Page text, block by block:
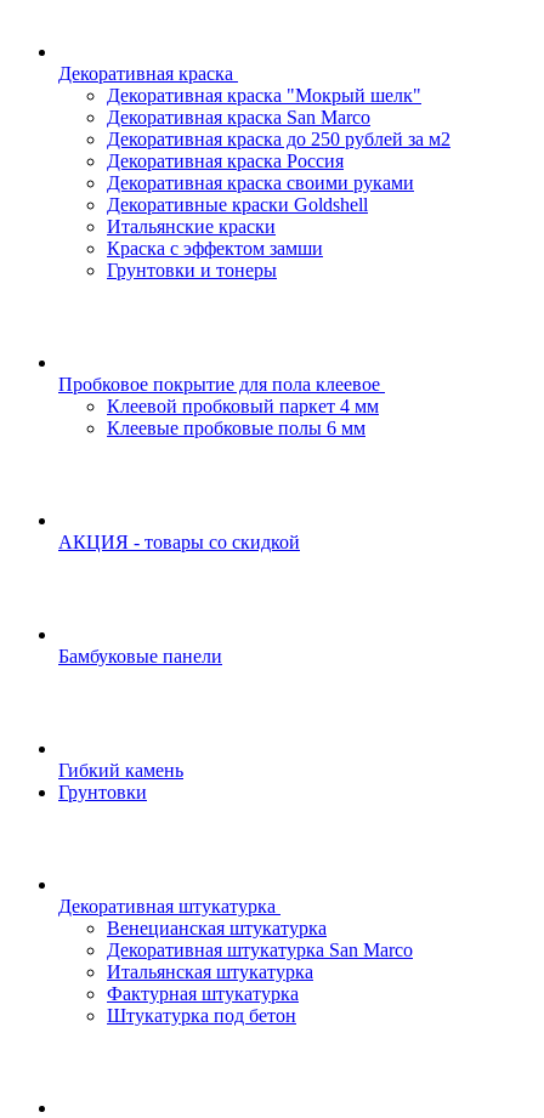
Декоративная краска
Декоративная краска "Мокрый шелк"
Декоративная краска San Marco
Декоративная краска до 250 рублей за м2
Декоративная краска Россия
Декоративная краска своими руками
Декоративные краски Goldshell
Итальянские краски
Краска с эффектом замши
Грунтовки и тонеры
Пробковое покрытие для пола клеевое
Клеевой пробковый паркет 4 мм
Клеевые пробковые полы 6 мм
АКЦИЯ - товары со скидкой
Бамбуковые панели
Гибкий камень
Грунтовки
Декоративная штукатурка
Венецианская штукатурка
Декоративная штукатурка San Marco
Итальянская штукатурка
Фактурная штукатурка
Штукатурка под бетон